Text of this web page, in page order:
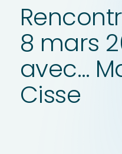
8 mars
avec…
Cisse